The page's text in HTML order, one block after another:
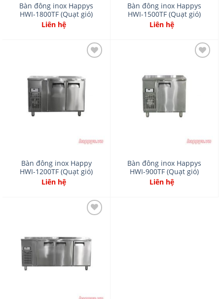
Bàn đông inox Happys
HWI-1800TF (Quạt gió)
Liên hệ
Bàn đông inox Happys
HWI-1500TF (Quạt gió)
Liên hệ
wishlist
Bàn đông inox Happy
HWI-1200TF (Quạt gió)
Liên hệ
Bàn đông inox Happys
HWI-900TF (Quạt gió)
Liên hệ
to
wishlist